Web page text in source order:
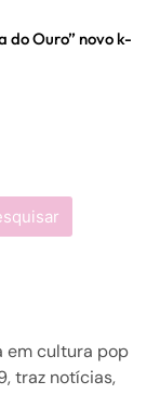
do Ouro” novo k-
em cultura pop
traz notícias,